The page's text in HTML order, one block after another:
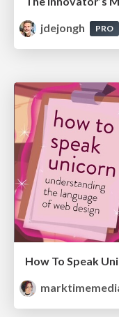
jdejongh
PRO
How To Speak